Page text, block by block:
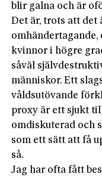
blir galna och är
Det är, trots att det
kvinnor i högre
såväl
människor. Ett
våldsutövande
proxy är ett sjukt
omdiskuterad och
som ett sätt att få
så.
Jag har ofta fått